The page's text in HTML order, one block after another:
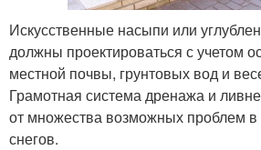
Искусственные насыпи или
должны проектироваться с учетом
местной почвы, грунтовых вод и
Грамотная система дренажа и
от множества возможных проблем в
снегов.